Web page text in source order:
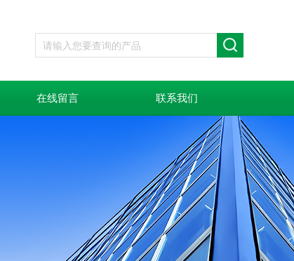
在线留言 联系我们